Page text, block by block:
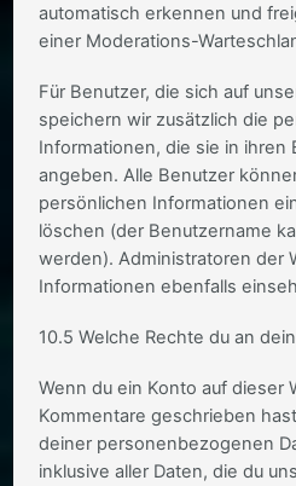
automatisch erkennen und
einer Moderations-
Für Benutzer, die sich auf
speichern wir zusätzlich die
Informationen, die sie in ihren
angeben. Alle Benutzer
persönlichen Informationen
löschen (der Benutzername
werden). Administratoren der
Informationen ebenfalls
10.5 Welche Rechte du an
Wenn du ein Konto auf dieser
Kommentare geschrieben
deiner personenbezogenen
inklusive aller Daten, die du